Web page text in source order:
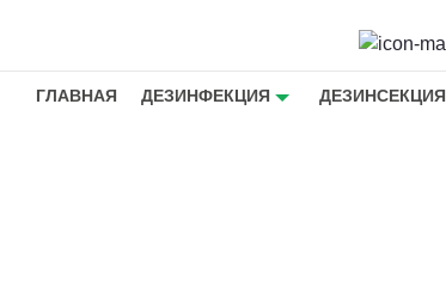
ГЛАВНАЯ ДЕЗИНФЕКЦИЯ ДЕЗИНСЕКЦИЯ